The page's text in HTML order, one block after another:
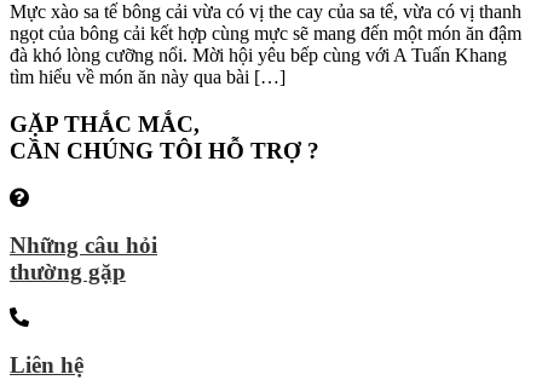
Mực xào sa tế bông cải vừa có vị the cay của sa tế, vừa có vị thanh
ngọt của bông cải kết hợp cùng mực sẽ mang đến một món ăn đậm
đà khó lòng cưỡng nổi. Mời hội yêu bếp cùng với A Tuấn Khang
tìm hiểu về món ăn này qua bài […]
GẶP THẮC MẮC,
CẦN CHÚNG TÔI HỖ TRỢ ?
Những câu hỏi
thường gặp
Liên hệ